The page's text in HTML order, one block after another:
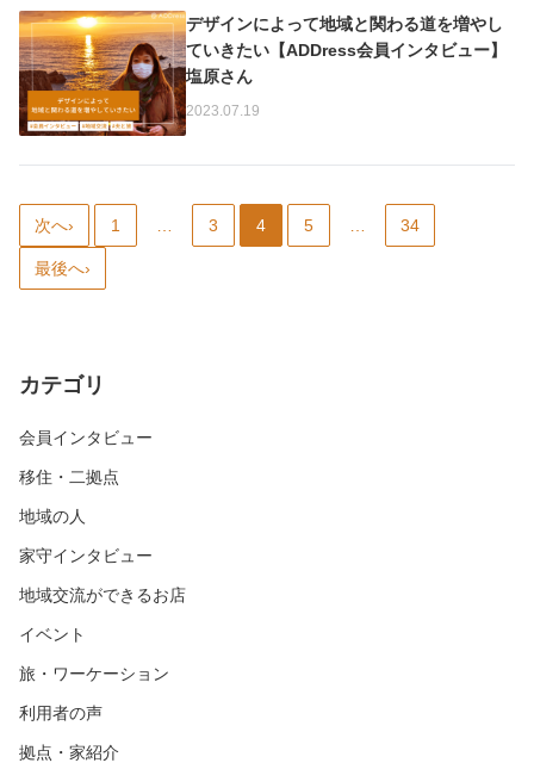
デザインによって地域と関わる道を増やし
ていきたい【ADDress会員インタビュー】
塩原さん
2023.07.19
次へ› 1 3 4 5 34
最後へ›
カテゴリ
会員インタビュー
移住・二拠点
地域の人
家守インタビュー
地域交流ができるお店
イベント
旅・ワーケーション
利用者の声
拠点・家紹介